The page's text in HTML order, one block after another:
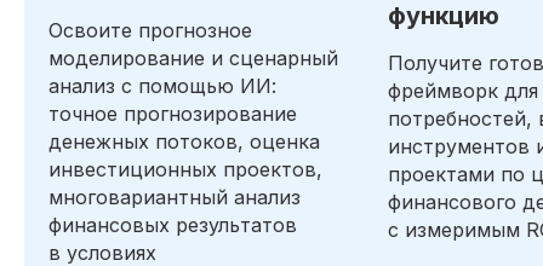
Освоите прогнозное
моделирование и сценарный
анализ с помощью ИИ:
точное прогнозирование
денежных потоков, оценка
инвестиционных проектов,
многовариантный анализ
финансовых результатов
в условиях
функцию
Получите
фреймворк
потребностей,
инструментов
проектами по
финансового
с измеримым
Попробовать 48 часов бесплатно